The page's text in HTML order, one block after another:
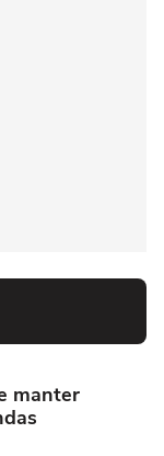
manter